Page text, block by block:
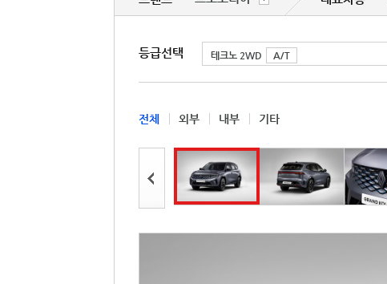
등급선택 테크노 2WD A/T
전체 외부 내부 기타